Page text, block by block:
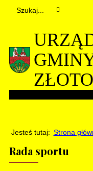
Jesteś tutaj: Strona
Rada sportu